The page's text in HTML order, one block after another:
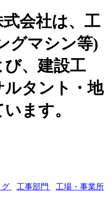
会社は、工
グマシン等)
、建設工
タント・地
ます。
グ 工事部門
工場・事業所